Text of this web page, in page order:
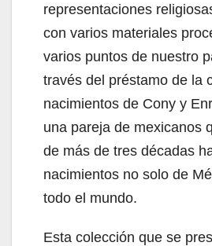
representaciones
con varios materiales
varios puntos de nuestro
través del préstamo de la
nacimientos de Cony y
una pareja de mexicanos
de más de tres décadas
nacimientos no solo de
todo el mundo.
Esta colección que se